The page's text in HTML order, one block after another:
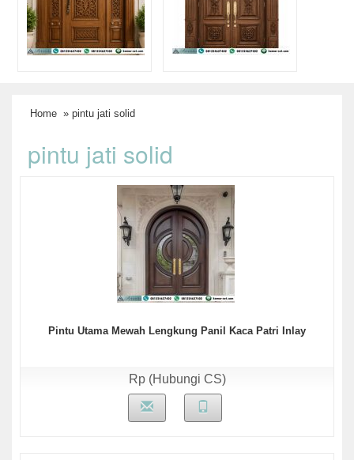
Home » pintu jati solid
pintu jati solid
Pintu Utama Mewah Lengkung Panil Kaca Patri Inlay
Rp (Hubungi CS)